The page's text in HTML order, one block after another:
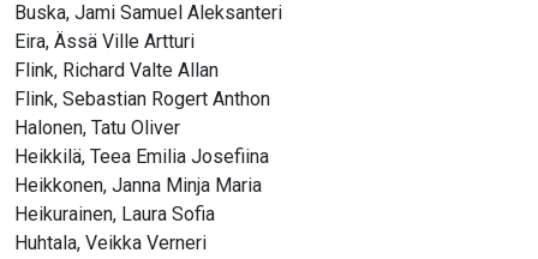
Buska, Jami Samuel Aleksanteri
Eira, Ässä Ville Artturi
Flink, Richard Valte Allan
Flink, Sebastian Rogert Anthon
Halonen, Tatu Oliver
Heikkilä, Teea Emilia Josefiina
Heikkonen, Janna Minja Maria
Heikurainen, Laura Sofia
Huhtala, Veikka Verneri